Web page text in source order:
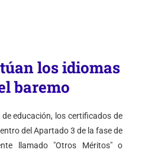
los idiomas
baremo
educación, los certificados de
del Apartado 3 de la fase de
llamado "Otros Méritos" o